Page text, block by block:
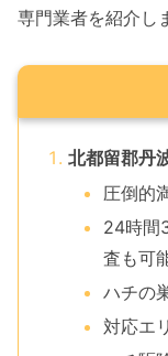
専門業者を紹介し
北都留郡丹
圧倒的
24時間
査も可
ハチの
対応エ